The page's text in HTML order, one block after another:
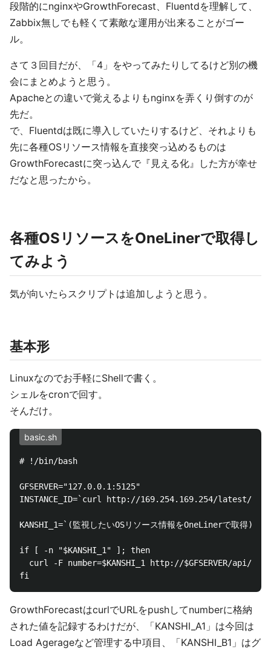
段階的にnginxやGrowthForecast、Fluentdを理解して、
Zabbix無しでも軽くて素敵な運用が出来ることがゴー
ル。
さて３回目だが、「4」をやってみたりしてるけど別の機
会にまとめようと思う。
Apacheとの違いで覚えるよりもnginxを弄くり倒すのが
先だ。
で、Fluentdは既に導入していたりするけど、それよりも
先に各種OSリソース情報を直接突っ込めるものは
GrowthForecastに突っ込んで『見える化』した方が幸せ
だなと思ったから。
各種OSリソースをOneLinerで取得し
てみよう
気が向いたらスクリプトは追加しようと思う。
基本形
Linuxなのでお手軽にShellで書く。
シェルをcronで回す。
そんだけ。
basic.sh
# !/bin/bash
GFSERVER="127.0.0.1:5125"
INSTANCE_ID=`curl http://169.254.169.254/latest/
KANSHI_1=`(監視したいOSリソース情報をOneLinerで取得)`
if [ -n "$KANSHI_1" ]; then
curl -F number=$KANSHI_1 http://$GFSERVER/api/
GrowthForecastはcurlでURLをpushしてnumberに格納
された値を記録するわけだが、「KANSHI_A1」は今回は
Load Agerageなど管理する中項目、「KANSHI_B1」はグ